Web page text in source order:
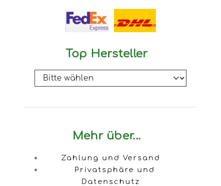
Top Hersteller
Mehr über...
Zahlung und Versand
Privatsphäre und
Datenschutz